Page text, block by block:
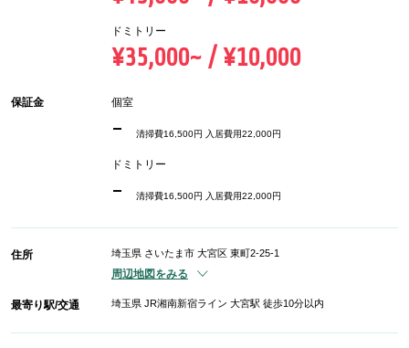
ドミトリー
¥35,000~ / ¥10,000
保証金 個室
- 清掃費16,500円 入居費用22,000円
ドミトリー
- 清掃費16,500円 入居費用22,000円
住所 埼玉県 さいたま市 大宮区 東町2-25-1
周辺地図をみる
最寄り駅/交通 埼玉県 JR湘南新宿ライン 大宮駅 徒歩10分以内